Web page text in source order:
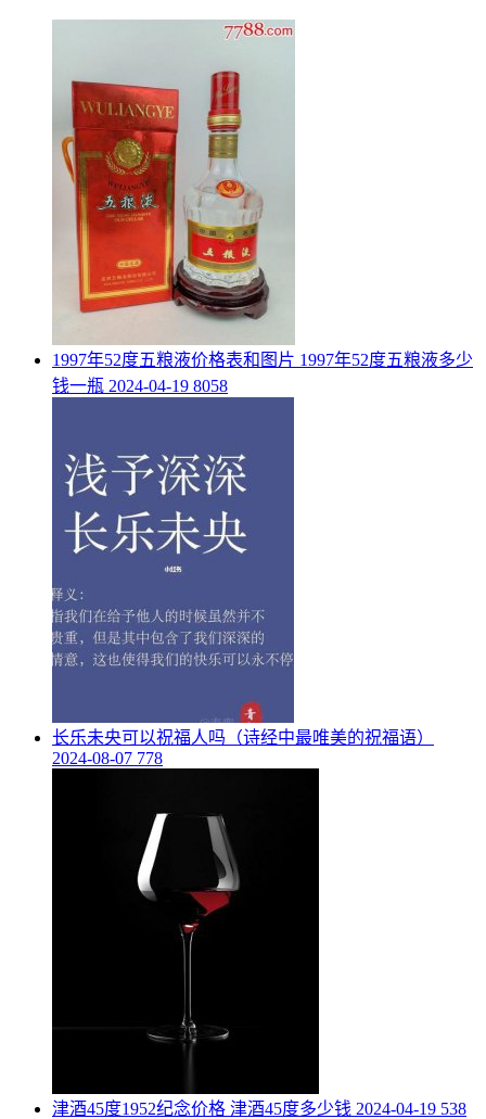
​1997年52度五粮液价格表和图片 1997年52度五粮液多少
钱一瓶 2024-04-19 8058
​长乐未央可以祝福人吗（诗经中最唯美的祝福语）
2024-08-07 778
​津酒45度1952纪念价格 津酒45度多少钱 2024-04-19 538